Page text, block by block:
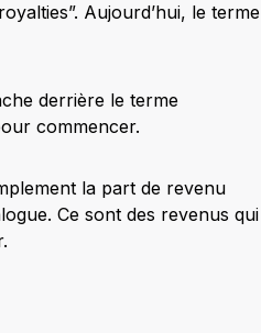
Aujourd’hui, le terme
derrière le terme
commencer.
la part de revenu
Ce sont des revenus qui